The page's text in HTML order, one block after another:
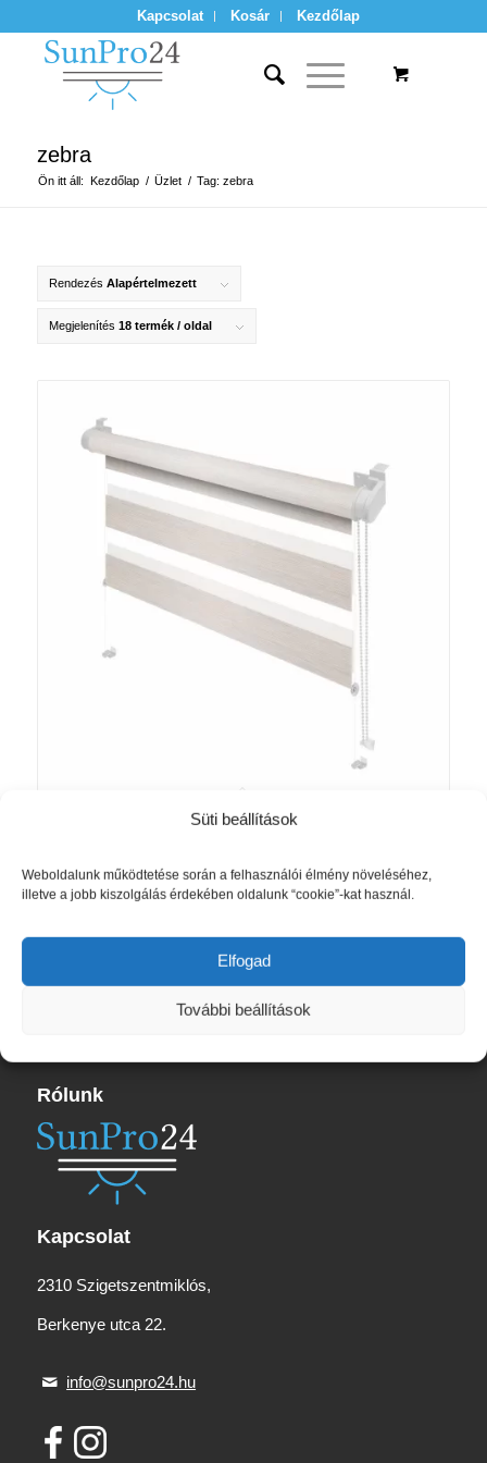
Süti beállítások
Weboldalunk működtetése során a felhasználói élmény növeléséhez,
illetve a jobb kiszolgálás érdekében oldalunk “cookie”-kat használ.
Elfogad
További beállítások
Kapcsolat Kosár Kezdőlap
zebra
Ön itt áll: Kezdőlap / Üzlet / Tag: zebra
Rendezés Alapértelmezett
Megjelenítés 18 termék / oldal
Mini Zebra SILK roló bézs színben
10 270Ft – 19 010FtÁrtartomány:
10
010 Ft
Rólunk
Kapcsolat
2310 Szigetszentmiklós,
Berkenye utca 22.
info@sunpro24.hu